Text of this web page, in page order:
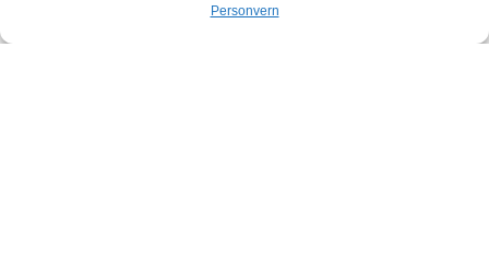
Personvern